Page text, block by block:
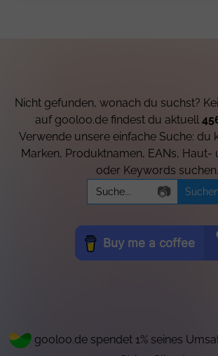
Nicht gefunden, wonach du suchst?
auf gooloo.de findest du aktuell
Verwende unsere einfache Suche: du
Marken, Produktnamen, EANs, Haut-
oder Keywords suchen.
Search
for:
📷
gooloo.de spendet 1% seines